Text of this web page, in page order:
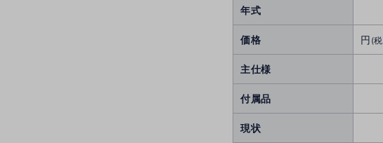
年式
価格 円 (
主仕様
付属品
現状